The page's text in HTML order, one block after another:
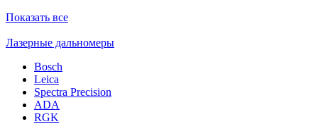
Показать все
Лазерные дальномеры
Bosch
Leica
Spectra Precision
ADA
RGK